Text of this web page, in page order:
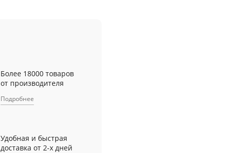
Более 18000 товаров
от производителя
Подробнее
Удобная и быстрая
доставка от 2-х дней